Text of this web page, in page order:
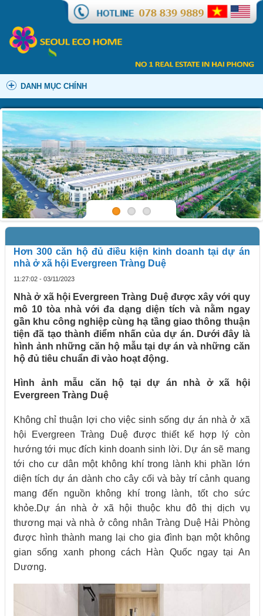
DANH MỤC CHÍNH
Hơn 300 căn hộ đủ điều kiện kinh doanh tại dự án
nhà ở xã hội Evergreen Tràng Duệ
11:27:02 - 03/11/2023
Nhà ở xã hội Evergreen Tràng Duệ được xây với quy
mô 10 tòa nhà với đa dạng diện tích và nằm ngay
gần khu công nghiệp cùng hạ tầng giao thông thuận
tiện đã tạo thành điểm nhấn của dự án. Dưới đây là
hình ảnh những căn hộ mẫu tại dự án và những căn
hộ đủ tiêu chuẩn đi vào hoạt động.
Hình ảnh mẫu căn hộ tại dự án nhà ở xã hội
Evergreen Tràng Duệ
Không chỉ thuận lợi cho việc sinh sống dự án nhà ở xã
hội Evergreen Tràng Duệ được thiết kế hợp lý còn
hướng tới mục đích kinh doanh sinh lời. Dự án sẽ mang
tới cho cư dân một không khí trong lành khi phần lớn
diện tích dự án dành cho cây cối và bày trí cảnh quang
mang đến nguồn không khí trong lành, tốt cho sức
khỏe.Dự án nhà ở xã hội thuộc khu đô thị dịch vụ
thương mại và nhà ở công nhân Tràng Duệ Hải Phòng
được hình thành mang lại cho gia đình bạn một không
gian sống xanh phong cách Hàn Quốc ngay tại An
Dương.